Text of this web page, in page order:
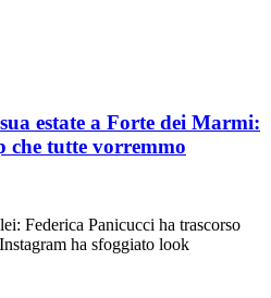
estate a Forte dei Marmi:
che tutte vorremmo
Federica Panicucci ha trascorso
ha sfoggiato look